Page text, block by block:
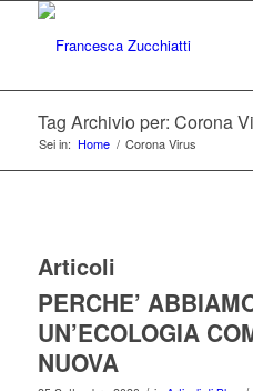
Tag Archivio per: Corona
Sei in: Home / Corona Virus
Articoli
PERCHE’
UN’ECOLOGIA
NUOVA